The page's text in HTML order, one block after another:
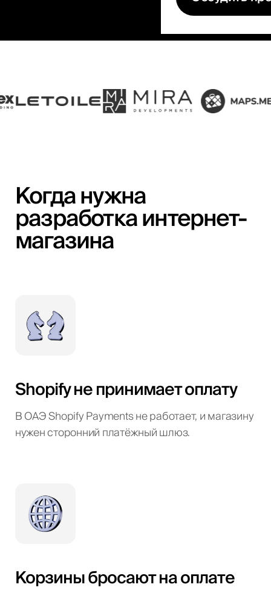
Когда нужна
разработка интернет-
магазина
Shopify не принимает оплату
В ОАЭ Shopify Payments не работает, и магазину
нужен сторонний платёжный шлюз.
Корзины бросают на оплате